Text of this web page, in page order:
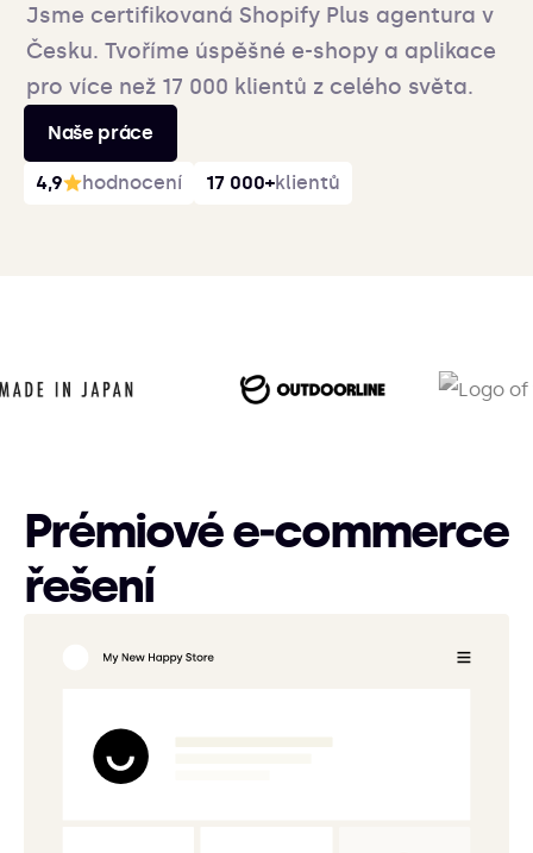
Jsme certifikovaná Shopify Plus agentura v
Česku. Tvoříme úspěšné e-shopy a aplikace
pro více než 17 000 klientů z celého světa.
Naše práce
4,9 hodnocení 17 000+klientů
Prémiové e‑commerce
řešení